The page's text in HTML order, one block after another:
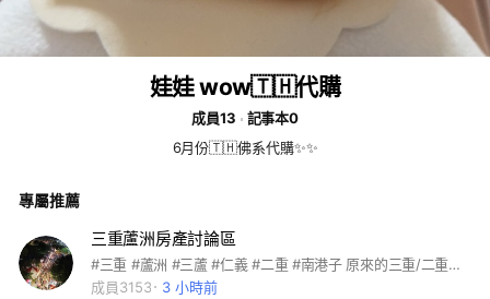
娃娃 wow🇹🇭代購
成員13
記事本0
6月份🇹🇭佛系代購✨✨
專屬推薦
三重蘆洲房產討論區
#三重 #蘆洲 #三蘆 #仁義 #二重 #南港子 原來的三重/二重討論區，就只是討論區，基本上什麼都可以聊，但 不歡迎只想戰區域戰人的網民，還有友湯人士或湯式言論就直接踢，三重各建案討論區大多都是湯開的，要多注意自己個資，不要輕言填單或是提供給他人，避免被騷擾
成員3153
3 小時前